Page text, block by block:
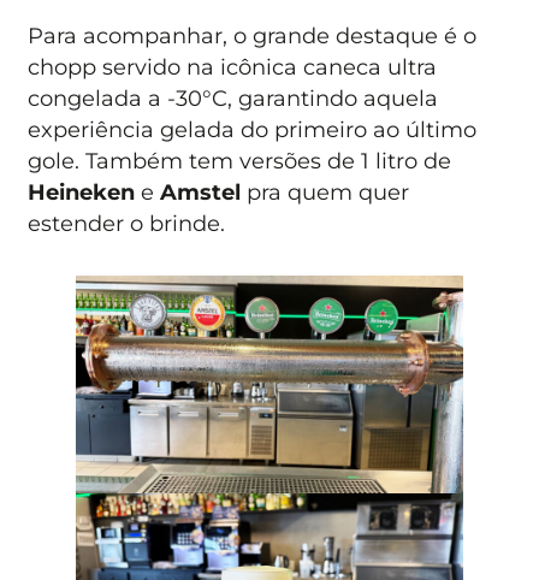
Para acompanhar, o grande destaque é o
chopp servido na icônica caneca ultra
congelada a -30°C, garantindo aquela
experiência gelada do primeiro ao último
gole. Também tem versões de 1 litro de
HeinekeneAmstel pra quem quer
estender o brinde.